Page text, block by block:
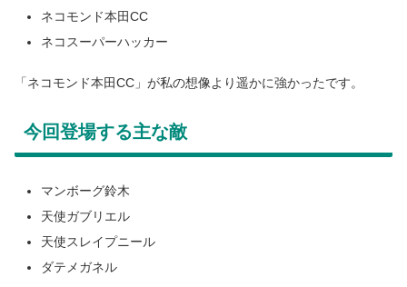
ネコモンド本田CC
ネコスーパーハッカー
「ネコモンド本田CC」が私の想像より遥かに強かったです。
今回登場する主な敵
マンボーグ鈴木
天使ガブリエル
天使スレイプニール
ダテメガネル